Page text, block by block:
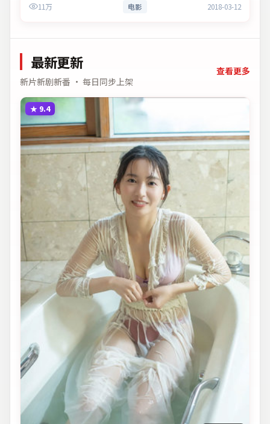
11万 电影 2018-03-12
最新更新
新片新剧新番 · 每日同步上架
查看更多
★ 9.4